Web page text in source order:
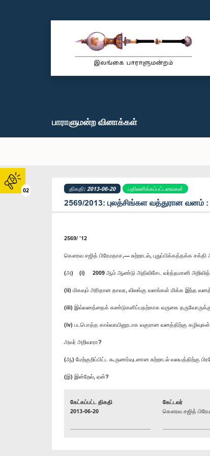
02
பாராளுமன்ற வினாக்கள்
திகதி: 2013-06-20 பதிலளிக்கப்பட்டவைகள்
2569/2013: புலத்சிங்கள வத்துரான வனம் :
2569/ ’12
கௌரவ சஜித் பிரேமதாச,— சுற்றாடல், புதுப்பிக்கத்தக்க
(அ) (i) 2009 ஆம் ஆண்டு அதிவிசேட வர்த்தமானி
(ii) மிகவும் அரிதான தாவர, விலங்கு வளங்கள் மிக்க இந்த
(iii) இவ்வனத்தைக் கண்டுகளிப்பதற்காக வருகை
(iv) படபொத்த கால்வாயினூடாக வகுரான வனத்திற்கு
அவர் அறிவாரா?
(ஆ) மேற்குறிப்பிட்ட கூருணர்வுடனான சுற்றாடல்
(இ) இன்றேல், ஏன்?
கேட்கப்பட்ட திகதி
2013-06-20
கேட்டவர்
கௌரவ சஜித்